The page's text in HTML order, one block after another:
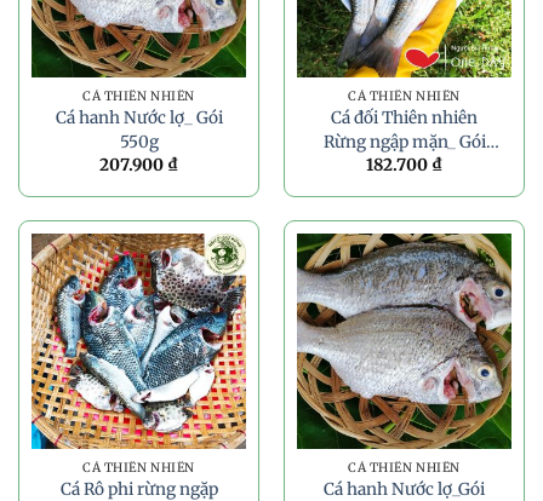
CÁ THIÊN NHIÊN
Cá hanh Nước lợ_ Gói
550g
207.900 ₫
CÁ THIÊN NHIÊN
Cá đối Thiên nhiên
Rừng ngập mặn_ Gói
550g
182.700 ₫
CÁ THIÊN NHIÊN
Cá Rô phi rừng ngặp
CÁ THIÊN NHIÊN
Cá hanh Nước lợ_Gói